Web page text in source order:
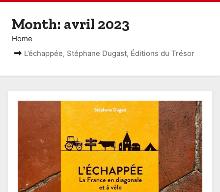
Month: avril 2023
Home
L’échappée, Stéphane Dugast, Éditions du Trésor